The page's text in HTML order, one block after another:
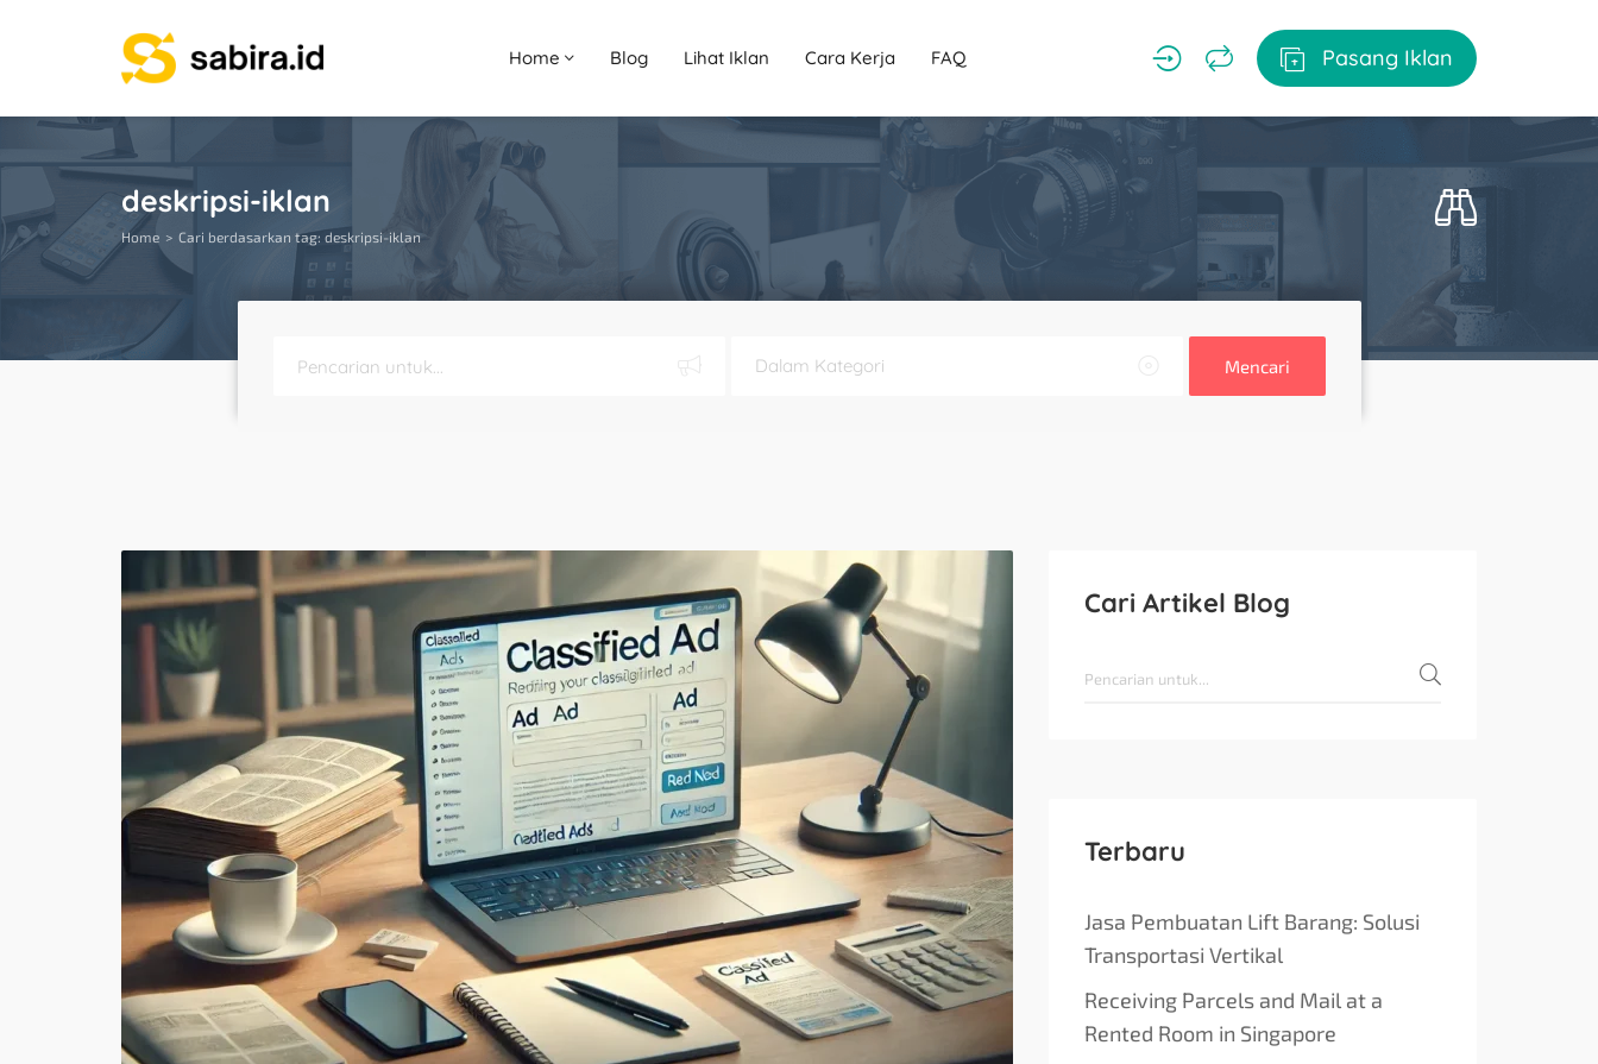
Home Blog Lihat Iklan Cara Kerja FAQ Pasang Iklan
deskripsi-iklan
Home Cari berdasarkan tag: deskripsi-iklan
Mencari
Cari Artikel Blog
Terbaru
Jasa Pembuatan Lift Barang: Solusi
Transportasi Vertikal
Receiving Parcels and Mail at a
Rented Room in Singapore